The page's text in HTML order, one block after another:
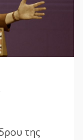
της